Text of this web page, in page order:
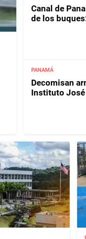
Canal de
de los
PANAMÁ
Decomisan
Instituto